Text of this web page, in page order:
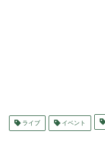
ライブ イベント